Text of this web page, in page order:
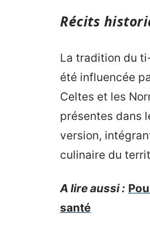
Récits
La tradition du
été influencée
Celtes et les
présentes dans
version,
culinaire du
A lire aussi :
santé